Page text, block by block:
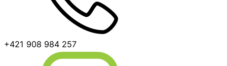
+421 908 984 257